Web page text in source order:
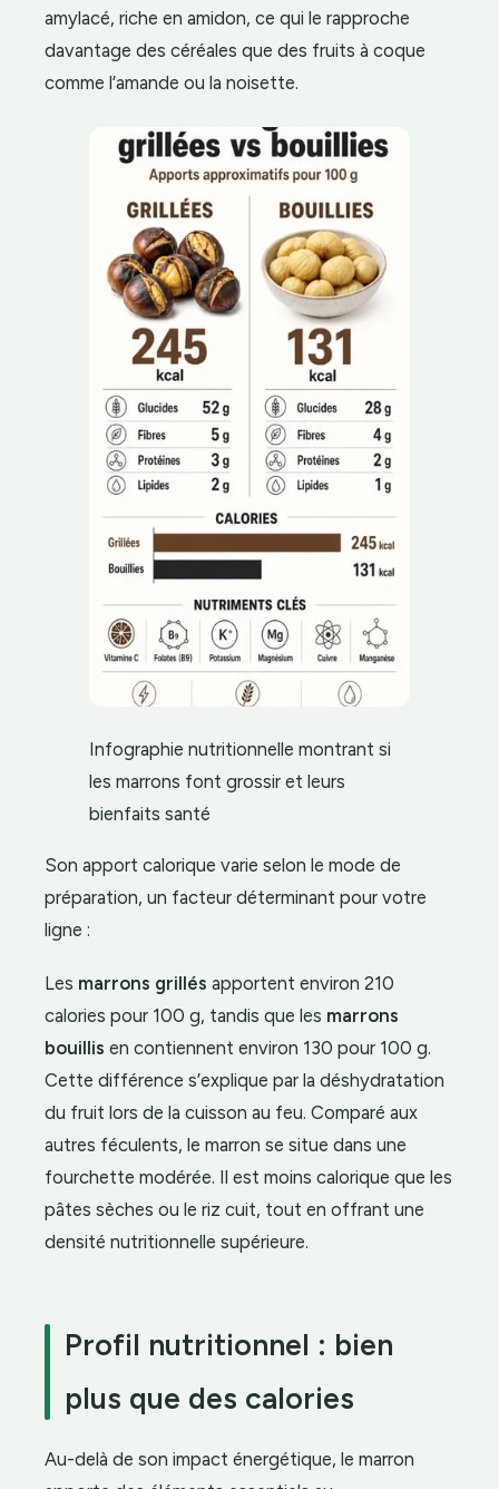
amylacé, riche en amidon, ce qui le rapproche
davantage des céréales que des fruits à coque
comme l’amande ou la noisette.
Infographie nutritionnelle montrant si
les marrons font grossir et leurs
bienfaits santé
Son apport calorique varie selon le mode de
préparation, un facteur déterminant pour votre
ligne :
Les marrons grillés apportent environ 210
calories pour 100 g, tandis que les marrons
bouillis en contiennent environ 130 pour 100 g.
Cette différence s’explique par la déshydratation
du fruit lors de la cuisson au feu. Comparé aux
autres féculents, le marron se situe dans une
fourchette modérée. Il est moins calorique que les
pâtes sèches ou le riz cuit, tout en offrant une
densité nutritionnelle supérieure.
Profil nutritionnel : bien
plus que des calories
Au-delà de son impact énergétique, le marron